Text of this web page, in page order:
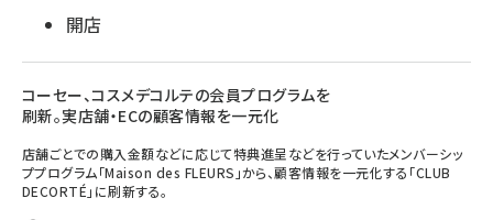
開店
コーセー、コスメデコルテの会員プログラムを
刷新。実店舗・ECの顧客情報を一元化
店舗ごとでの購入金額などに応じて特典進呈などを行っていたメンバーシッ
ププログラム「Maison des FLEURS」から、顧客情報を一元化する「CLUB
DECORTÉ」に刷新する。